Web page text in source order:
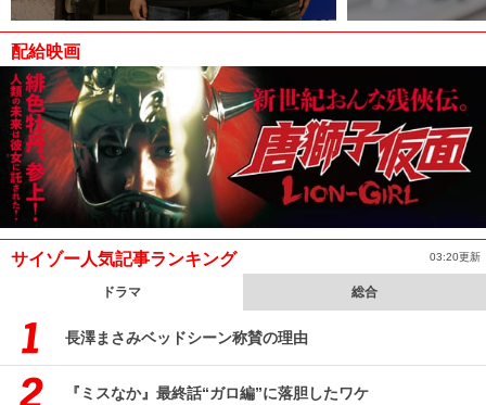
配給映画
サイゾー人気記事ランキング 03:20更新
ドラマ 総合
長澤まさみベッドシーン称賛の理由
『ミスなか』最終話“ガロ編”に落胆したワケ